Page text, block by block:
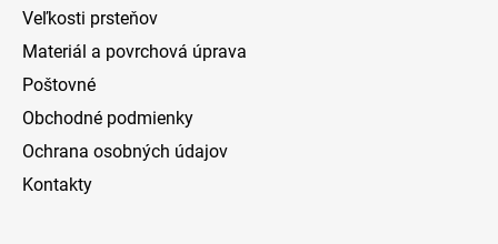
Veľkosti prsteňov
Materiál a povrchová úprava
Poštovné
Obchodné podmienky
Ochrana osobných údajov
Kontakty